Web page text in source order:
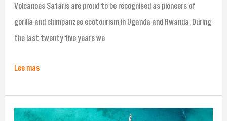
Volcanoes Safaris are proud to be recognised as pioneers of
gorilla and chimpanzee ecotourism in Uganda and Rwanda. During
the last twenty five years we
Lee mas
Resumen